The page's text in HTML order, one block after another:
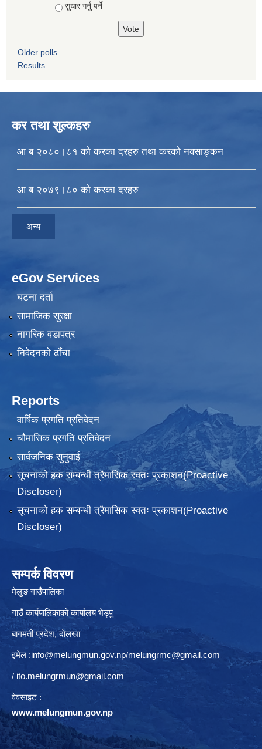
सुधार गर्नु पर्ने
Older polls
Results
कर तथा शुल्कहरु
आ ब २०८०।८१ को करका दरहरु तथा करको नक्साङ्कन
आ ब २०७९।८० को करका दरहरु
अन्य
eGov Services
घटना दर्ता
सामाजिक सुरक्षा
नागरिक वडापत्र
निवेदनकाे ढाँचा
Reports
वार्षिक प्रगति प्रतिवेदन
चौमासिक प्रगति प्रतिवेदन
सार्वजनिक सुनुवाई
सूचनाको हक सम्बन्धी त्रैमासिक स्वतः प्रकाशन(Proactive
Discloser)
सूचनाको हक सम्बन्धी त्रैमासिक स्वतः प्रकाशन(Proactive
Discloser)
सम्पर्क विवरण
मेलुङ गाउँपालिका
गाउँ कार्यपालिकाको कार्यालय भेड्पु
बागमती प्रदेश, दाेलखा
इमेल :info@melungmun.gov.np/melungrmc@gmail.com
/ ito.melungrmun@gmail.com
वेवसाइट :
www.melungmun.gov.np